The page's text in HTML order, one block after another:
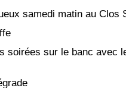
samedi matin au Clos
soirées sur le banc avec